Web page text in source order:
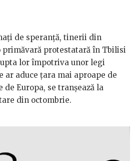
de speranță, tinerii din
primăvară protestatară în Tbilisi
lor împotriva unor legi
ar aduce țara mai aproape de
de Europa, se tranșează la
din octombrie.